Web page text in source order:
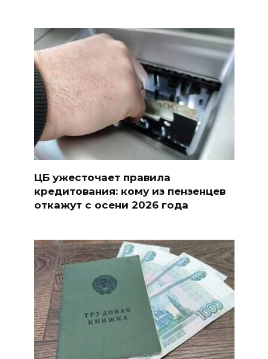
ЦБ ужесточает правила
кредитования: кому из пензенцев
откажут с осени 2026 года